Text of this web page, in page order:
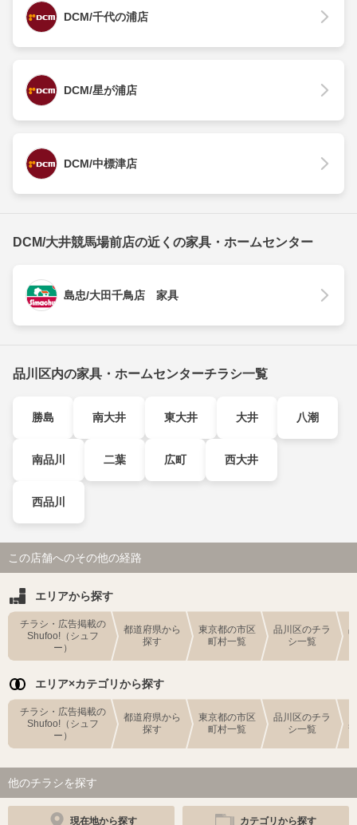
DCM/千代の浦店
DCM/星が浦店
DCM/中標津店
DCM/大井競馬場前店の近くの家具・ホームセンター
島忠/大田千鳥店 家具
品川区内の家具・ホームセンターチラシ一覧
勝島 南大井 東大井 大井 八潮
南品川 二葉 広町 西大井
西品川
この店舗へのその他の経路
エリアから探す
チラシ・広告掲載の
Shufoo!（シュフ
ー）
都道府県から
探す
東京都の市区
町村一覧
品川区のチラ
シ一覧
エリア×カテゴリから探す
チラシ・広告掲載の
Shufoo!（シュフ
ー）
都道府県から
探す
東京都の市区
町村一覧
品川区のチラ
シ一覧
他のチラシを探す
現在地から探す カテゴリから探す